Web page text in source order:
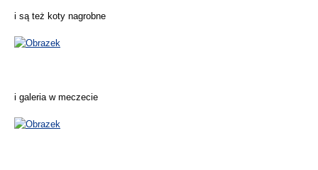
i są też koty nagrobne
i galeria w meczecie